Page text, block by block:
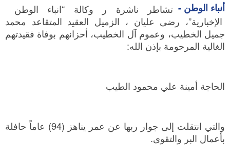
أنباء الوطن - تشاطر ناشرة ر وكالة “انباء الوطن
الإخبارية”، رضى عليان ، الزميل العقيد المتقاعد محمد
جميل الخطيب، وعموم آل الخطيب، أحزانهم بوفاة فقيدتهم
الغالية المرحومة بإذن الله:
الحاجة أمينة علي محمود الطيب
والتي انتقلت إلى جوار ربها عن عمر يناهز (94) عاماً حافلة
بأعمال البر والتقوى.